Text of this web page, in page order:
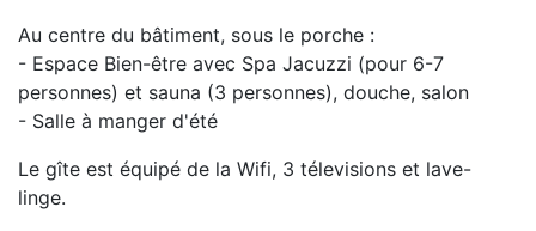
Au centre du bâtiment, sous le porche :
- Espace Bien-être avec Spa Jacuzzi (pour 6-7
personnes) et sauna (3 personnes), douche, salon
- Salle à manger d'été
Le gîte est équipé de la Wifi, 3 télevisions et lave-
linge.